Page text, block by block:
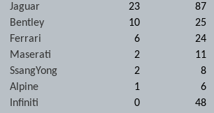
Jaguar 23
87
Bentley 10
25
Ferrari 6
24
Maserati 2
11
SsangYong 2
8
Alpine 1
6
Infiniti 0
48